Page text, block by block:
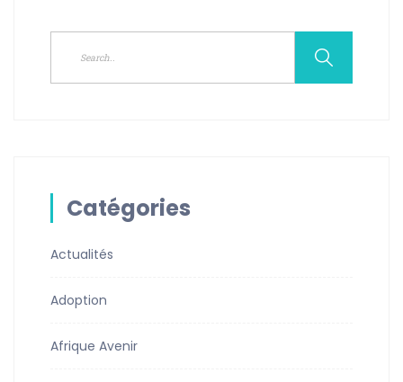
Catégories
Actualités
Adoption
Afrique Avenir